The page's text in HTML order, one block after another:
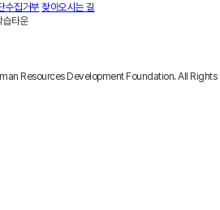
수집거부 찾아오시는 길
습타운
Resources Development Foundation. All Rights